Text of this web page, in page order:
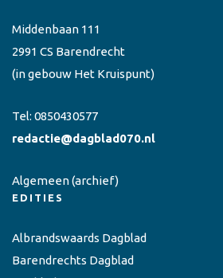
Middenbaan 111
2991 CS Barendrecht
(in gebouw Het Kruispunt)
Tel: 0850430577
redactie@dagblad070.nl
Algemeen(archief)
EDITIES
Albrandswaards Dagblad
Barendrechts Dagblad